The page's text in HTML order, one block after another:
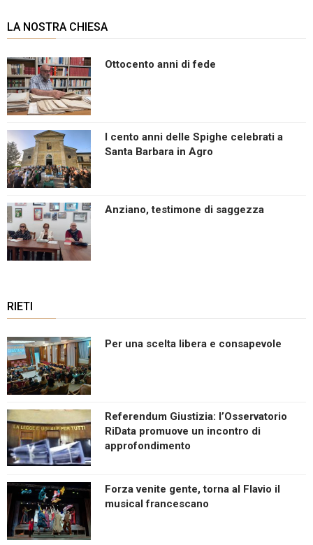
LA NOSTRA CHIESA
Ottocento anni di fede
I cento anni delle Spighe celebrati a
Santa Barbara in Agro
Anziano, testimone di saggezza
RIETI
Per una scelta libera e consapevole
Referendum Giustizia: l’Osservatorio
RiData promuove un incontro di
approfondimento
Forza venite gente, torna al Flavio il
musical francescano